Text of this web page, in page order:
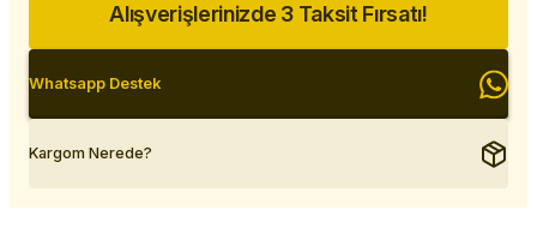
Alışverişlerinizde 3 Taksit Fırsatı!
Whatsapp Destek
Kargom Nerede?